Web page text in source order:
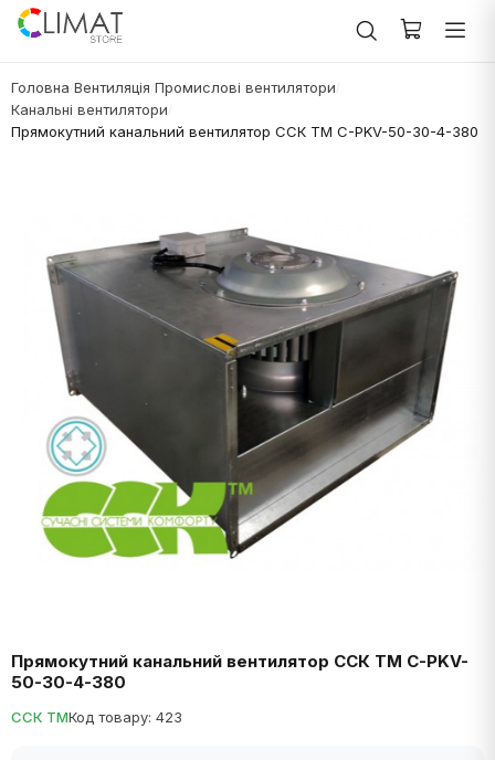
Головна Вентиляція Промислові вентилятори
Канальні вентилятори
Прямокутний канальний вентилятор ССК ТМ C-PKV-50-30-4-380
Прямокутний канальний вентилятор ССК ТМ C-PKV-
50-30-4-380
ССК ТМКод товару: 423